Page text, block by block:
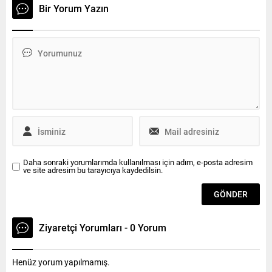
saat 14.00’te Türk-İş’in ev
ve hükümet temsilcilerinden
İş’in...
hizmet birimlerinde, mesai
Bir Yorum Yazın
Daha sonraki yorumlarımda kullanılması için adım, e-posta adresim
ve site adresim bu tarayıcıya kaydedilsin.
Ziyaretçi Yorumları - 0 Yorum
Henüz yorum yapılmamış.